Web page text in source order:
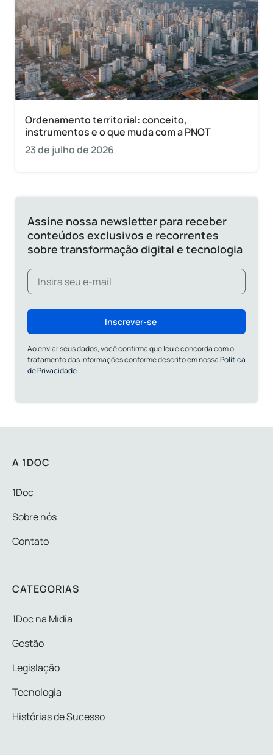
Ordenamento territorial: conceito,
instrumentos e o que muda com a PNOT
23 de julho de 2026
Assine nossa newsletter para receber
conteúdos exclusivos e recorrentes
sobre transformação digital e tecnologia
Inscrever-se
Ao enviar seus dados, você confirma que leu e concorda com o
tratamento das informações conforme descrito em nossaPolítica
de Privacidade.
A 1DOC
1Doc
Sobre nós
Contato
CATEGORIAS
1Doc na Mídia
Gestão
Legislação
Tecnologia
Histórias de Sucesso